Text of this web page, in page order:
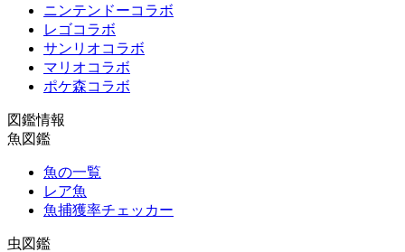
ニンテンドーコラボ
レゴコラボ
サンリオコラボ
マリオコラボ
ポケ森コラボ
図鑑情報
魚図鑑
魚の一覧
レア魚
魚捕獲率チェッカー
虫図鑑